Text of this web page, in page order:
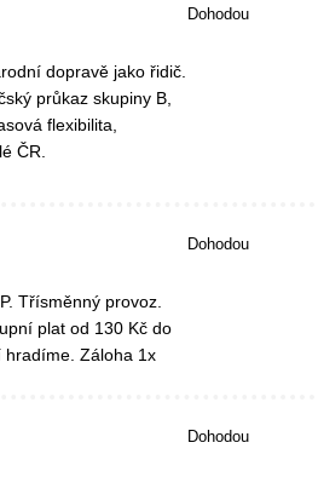
dopravě jako řidič.
průkaz skupiny B,
flexibilita,
ČR.
Dohodou
Třísměnný provoz.
plat od 130 Kč do
hradíme. Záloha 1x
Dohodou
Dohodou